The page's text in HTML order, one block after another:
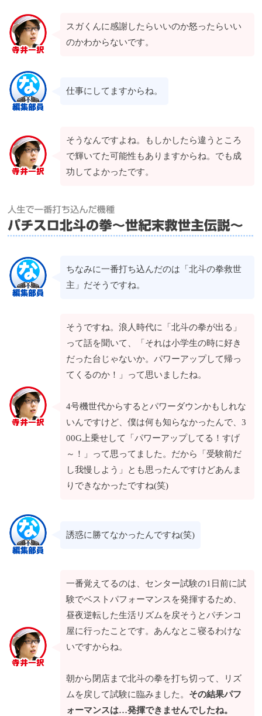
スガくんに感謝したらいいのか怒ったらいい
のかわからないです。
仕事にしてますからね。
そうなんですよね。もしかしたら違うところ
で輝いてた可能性もありますからね。でも成
功してよかったです。
ちなみに一番打ち込んだのは「北斗の拳救世
主」だそうですね。
そうですね。浪人時代に「北斗の拳が出る」
って話を聞いて、「それは小学生の時に好き
だった台じゃないか。パワーアップして帰っ
てくるのか！」って思いましたね。
4号機世代からするとパワーダウンかもしれな
いんですけど、僕は何も知らなかったんで、3
00G上乗せして「パワーアップしてる！すげ
～！」って思ってました。だから「受験前だ
し我慢しよう」とも思ったんですけどあんま
りできなかったですね(笑)
誘惑に勝てなかったんですね(笑)
一番覚えてるのは、センター試験の1日前に試
験でベストパフォーマンスを発揮するため、
昼夜逆転した生活リズムを戻そうとパチンコ
屋に行ったことです。あんなとこ寝るわけな
いですからね。
朝から閉店まで北斗の拳を打ち切って、リズ
ムを戻して試験に臨みました。 その結果パフ
ォーマンスは…発揮できませんでしたね。